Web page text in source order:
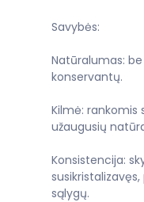
Savybės:
Natūralumas:
konservantų.
Kilmė: rankomis
užaugusių
Konsistencija:
sąlygų.